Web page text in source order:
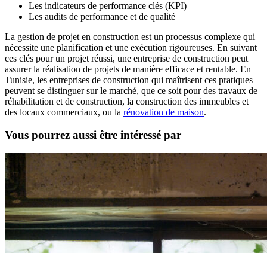
Les indicateurs de performance clés (KPI)
Les audits de performance et de qualité
La gestion de projet en construction est un processus complexe qui
nécessite une planification et une exécution rigoureuses. En suivant
ces clés pour un projet réussi, une entreprise de construction peut
assurer la réalisation de projets de manière efficace et rentable. En
Tunisie, les entreprises de construction qui maîtrisent ces pratiques
peuvent se distinguer sur le marché, que ce soit pour des travaux de
réhabilitation et de construction, la construction des immeubles et
des locaux commerciaux, ou la rénovation de maison.
Vous pourrez aussi être intéressé par